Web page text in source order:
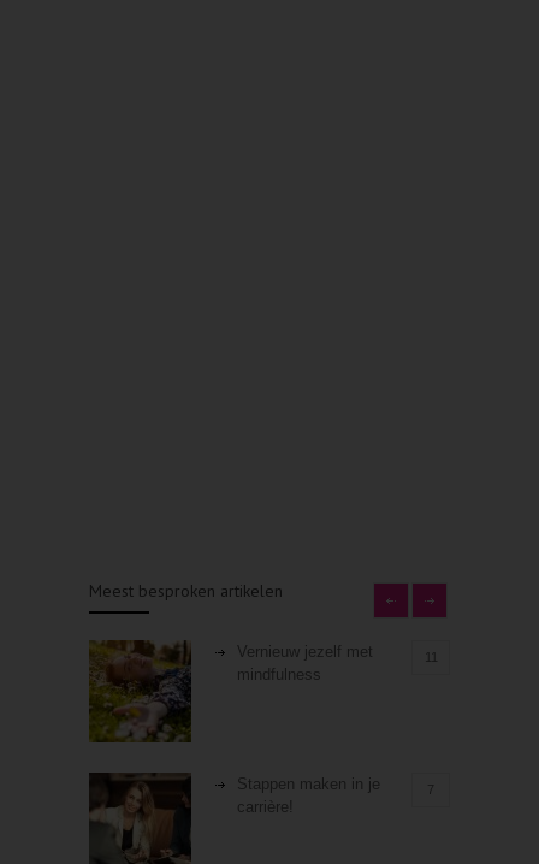
Meest besproken artikelen
Vernieuw jezelf met
mindfulness
Stappen maken in je
carrière!
7